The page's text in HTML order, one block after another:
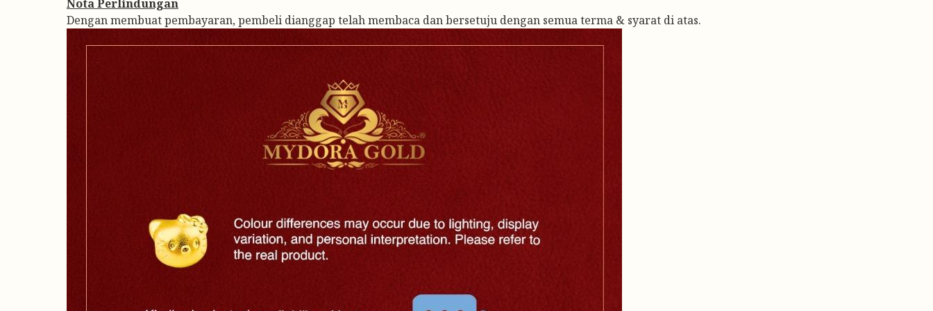
Nota Perlindungan
Dengan membuat pembayaran, pembeli dianggap telah membaca dan bersetuju dengan semua terma & syarat di atas.